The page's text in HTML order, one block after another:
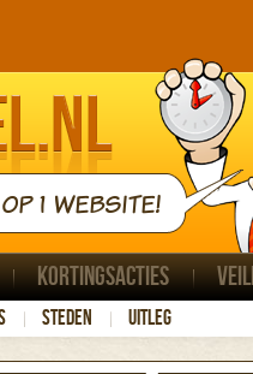
1 WEBSITE!
Kortingsacties
Steden Uitleg